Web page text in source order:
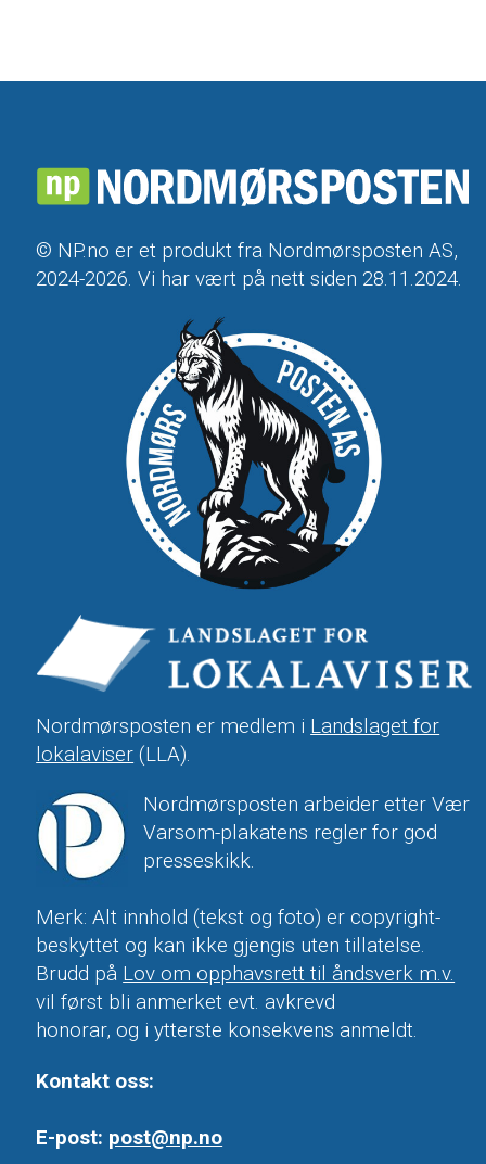
© NP.no er et produkt fra Nordmørsposten AS,
2024-2026. Vi har vært på nett siden 28.11.2024.
Nordmørsposten er medlem i Landslaget for
lokalaviser (LLA).
Nordmørsposten arbeider etter Vær
Varsom-plakatens regler for god
presseskikk.
Merk: Alt innhold (tekst og foto) er copyright-
beskyttet og kan ikke gjengis uten tillatelse.
Brudd på Lov om opphavsrett til åndsverk m.v.
vil først bli anmerket evt. avkrevd
honorar, og i ytterste konsekvens anmeldt.
Kontakt oss:
E-post: post@np.no